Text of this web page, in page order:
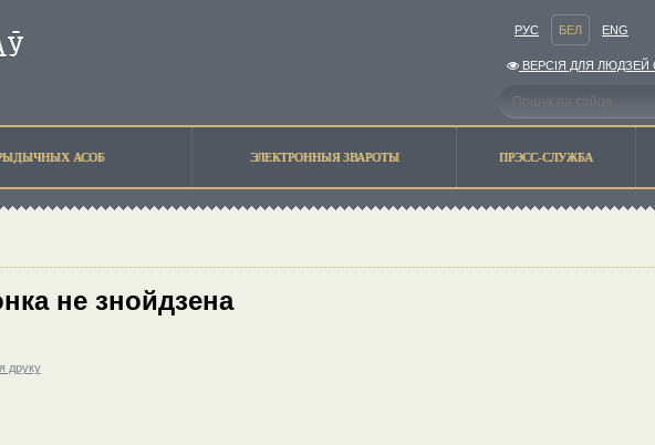
РУС БЕЛ ENG
ВЕРСIЯ ДЛЯ ЛЮДЗЕЙ
АСОБ ЭЛЕКТРОННЫЯ ЗВАРОТЫ ПРЭСС-СЛУЖБА
не знойдзена
друку